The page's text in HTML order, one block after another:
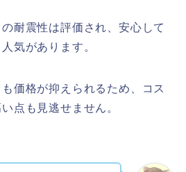
耐震性は評価され、安心して
気があります。
価格が抑えられるため、コス
点も見逃せません。